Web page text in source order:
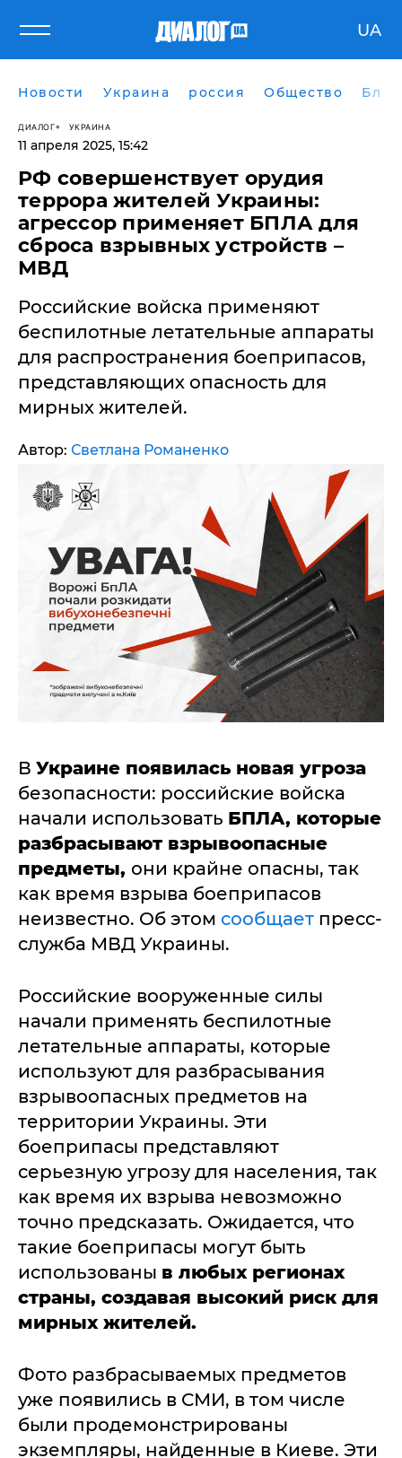
UA
Новости Украина россия Общество
ДИАЛОГ УКРАИНА
11 апреля 2025, 15:42
РФ совершенствует орудия
террора жителей Украины:
агрессор применяет БПЛА для
сброса взрывных устройств –
МВД
Российские войска применяют
беспилотные летательные аппараты
для распространения боеприпасов,
представляющих опасность для
мирных жителей.
Автор: Светлана Романенко
В Украине появилась новая угроза
безопасности: российские войска
начали использовать БПЛА, которые
разбрасывают взрывоопасные
предметы, они крайне опасны, так
как время взрыва боеприпасов
неизвестно. Об этом сообщает пресс-
служба МВД Украины.
Российские вооруженные силы
начали применять беспилотные
летательные аппараты, которые
используют для разбрасывания
взрывоопасных предметов на
территории Украины. Эти
боеприпасы представляют
серьезную угрозу для населения, так
как время их взрыва невозможно
точно предсказать. Ожидается, что
такие боеприпасы могут быть
использованы в любых регионах
страны, создавая высокий риск для
мирных жителей.
Фото разбрасываемых предметов
уже появились в СМИ, в том числе
были продемонстрированы
экземпляры, найденные в Киеве. Эти